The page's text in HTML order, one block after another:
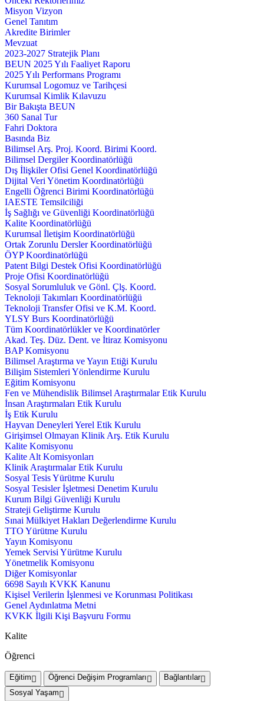
Misyon Vizyon
Genel Tanıtım
Akredite Birimler
Mevzuat
2023-2027 Stratejik Planı
BEUN 2025 Yılı Faaliyet Raporu
2025 Yılı Performans Programı
Kurumsal Logomuz ve Tarihçesi
Kurumsal Kimlik Kılavuzu
Bir Bakışta BEUN
360 Sanal Tur
Fahri Doktora
Basında Biz
Bilimsel Arş. Proj. Koord. Birimi Koord.
Bilimsel Dergiler Koordinatörlüğü
Dış İlişkiler Ofisi Genel Koordinatörlüğü
Dijital Veri Yönetim Koordinatörlüğü
Engelli Öğrenci Birimi Koordinatörlüğü
IAESTE Temsilciliği
İş Sağlığı ve Güvenliği Koordinatörlüğü
Kalite Koordinatörlüğü
Kurumsal İletişim Koordinatörlüğü
Ortak Zorunlu Dersler Koordinatörlüğü
ÖYP Koordinatörlüğü
Patent Bilgi Destek Ofisi Koordinatörlüğü
Proje Ofisi Koordinatörlüğü
Sosyal Sorumluluk ve Gönl. Çlş. Koord.
Teknoloji Takımları Koordinatörlüğü
Teknoloji Transfer Ofisi ve K.M. Koord.
YLSY Burs Koordinatörlüğü
Tüm Koordinatörlükler ve Koordinatörler
Akad. Teş. Düz. Dent. ve İtiraz Komisyonu
BAP Komisyonu
Bilimsel Araştırma ve Yayın Etiği Kurulu
Bilişim Sistemleri Yönlendirme Kurulu
Eğitim Komisyonu
Fen ve Mühendislik Bilimsel Araştırmalar Etik Kurulu
İnsan Araştırmaları Etik Kurulu
İş Etik Kurulu
Hayvan Deneyleri Yerel Etik Kurulu
Girişimsel Olmayan Klinik Arş. Etik Kurulu
Kalite Komisyonu
Kalite Alt Komisyonları
Klinik Araştırmalar Etik Kurulu
Sosyal Tesis Yürütme Kurulu
Sosyal Tesisler İşletmesi Denetim Kurulu
Kurum Bilgi Güvenliği Kurulu
Strateji Geliştirme Kurulu
Sınai Mülkiyet Hakları Değerlendirme Kurulu
TTO Yürütme Kurulu
Yayın Komisyonu
Yemek Servisi Yürütme Kurulu
Yönetmelik Komisyonu
Diğer Komisyonlar
6698 Sayılı KVKK Kanunu
Kişisel Verilerin İşlenmesi ve Korunması Politikası
Genel Aydınlatma Metni
KVKK İlgili Kişi Başvuru Formu
Kalite
Öğrenci
Eğitim Öğrenci Değişim Programları
Bağlantılar
Sosyal Yaşam